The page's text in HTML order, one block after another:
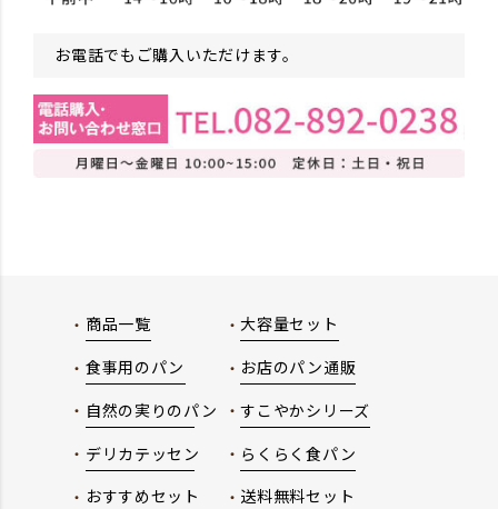
お電話でもご購入いただけます。
商品一覧
食事用のパン
自然の実りのパン
デリカテッセン
おすすめセット
大容量セット
お店のパン通販
すこやかシリーズ
らくらく食パン
送料無料セット